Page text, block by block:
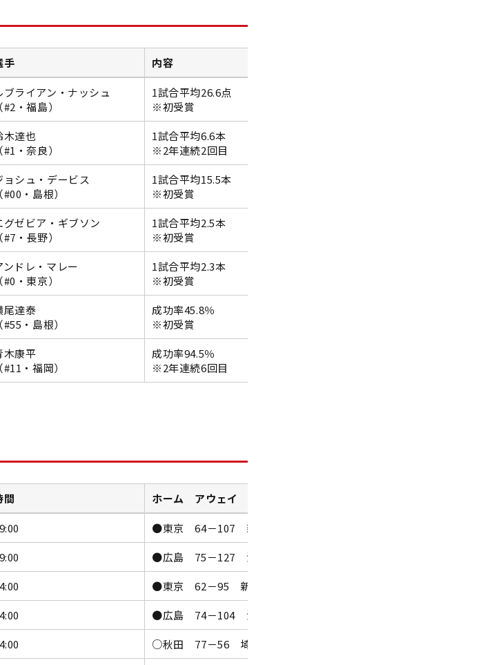
手 内容
ブライアン・ナッシュ
（#2・福島）
1試合平均26.6点
※初受賞
木達也
（#1・奈良）
1試合平均6.6本
※2年連続2回目
ョシュ・デービス
（#00・島根）
1試合平均15.5本
※初受賞
グゼビア・ギブソン
（#7・長野）
1試合平均2.5本
※初受賞
ンドレ・マレー
（#0・東京）
1試合平均2.3本
※初受賞
尾達泰
（#55・島根）
成功率45.8％
※初受賞
木康平
（#11・福岡）
成功率94.5％
※2年連続6回目
間 ホーム アウェイ
●東京 64－107 新潟
●広島 75－127 沖縄
●東京 62－95 新潟
●広島 74－104 沖縄
○秋田 77－56 埼玉